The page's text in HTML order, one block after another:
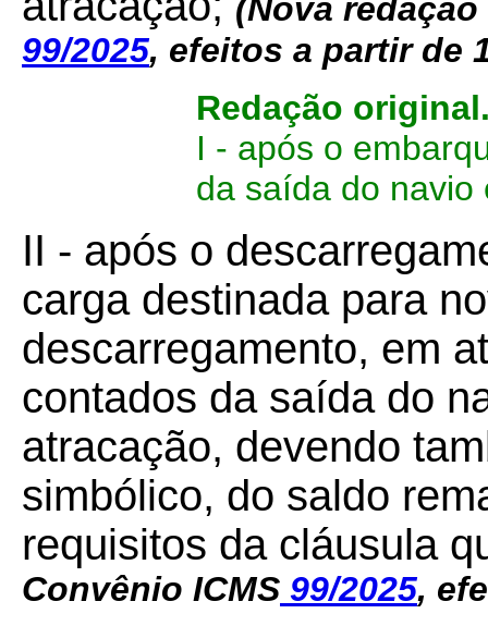
(Nova
99/2025, efeitos a partir de
Redação
I - após o
da saída do navio
II - após o
carga destinada para
descarregamento, em
contados da saída do
atracação, devendo
simbólico, do saldo
requisitos da cláusula
Convênio ICMS 99/2025,